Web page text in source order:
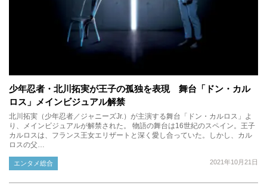
少年忍者・北川拓実が王子の孤独を表現 舞台「ドン・カル
ロス」メインビジュアル解禁
北川拓実（少年忍者／ジャニーズJr.）が主演する舞台「ドン・カルロス」よ
り、メインビジュアルが解禁された。 物語の舞台は16世紀のスペイン。王子
カルロスは、フランス王女エリザートと深く愛し合っていた。しかし、カル
ロスの父…
2021年10月21日
エンタメ総合